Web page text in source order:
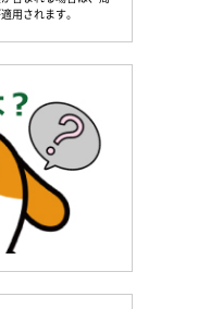
用されます。